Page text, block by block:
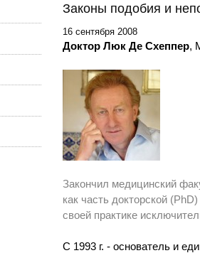
Законы подобия и
16 сентября 2008
Доктор Люк Де Схеппер,
Закончил медицинский
как часть докторской
своей практике
С 1993 г. - основатель и